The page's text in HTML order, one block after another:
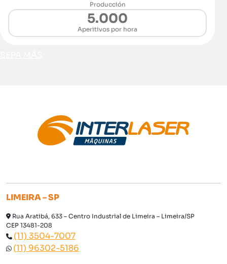
Producción
5.000
Aperitivos por hora
LIMEIRA – SP
Rua Aratibá, 633 – Centro Industrial de Limeira – Limeira/SP
CEP 13481-208
(11) 3504-7007
(11) 96302-5186